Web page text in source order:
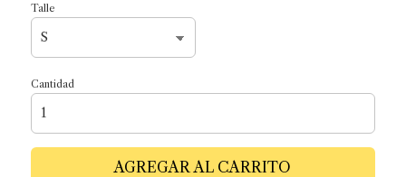
Talle
Cantidad
AGREGAR AL CARRITO